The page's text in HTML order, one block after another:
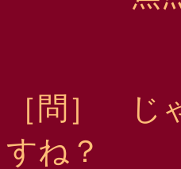
［問］ じ
すね？